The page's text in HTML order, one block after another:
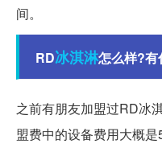
间。
RD冰淇淋怎么样?有
之前有朋友加盟过RD冰
盟费中的设备费用大概